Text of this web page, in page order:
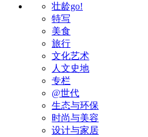
壮龄go!
特写
美食
旅行
文化艺术
人文史地
专栏
@世代
生态与环保
时尚与美容
设计与家居